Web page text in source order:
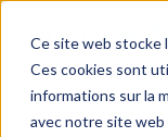
Ce site web stocke
Ces cookies sont
informations sur la
avec notre site
El blog